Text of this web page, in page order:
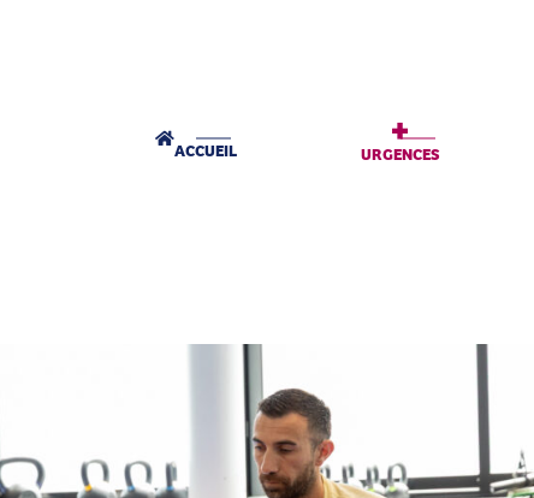
ACCUEIL +
URGENCES